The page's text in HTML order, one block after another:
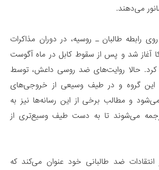
می‌دهند.
روی رابطه طالبان ـ روسیه، در دوران مذاکرات
آغاز شد و پس از سقوط کابل در ماه آگوست
حالا روایت‌های ضد روسی داعش، توسط
گروه و در طیف وسیعی از خروجی‌های
و مطالب برخی از این رسانه‌ها نیز به
می‌شوند تا به دست طیف وسیع‌تری از
ضد طالبانی خود عنوان می‌کند که